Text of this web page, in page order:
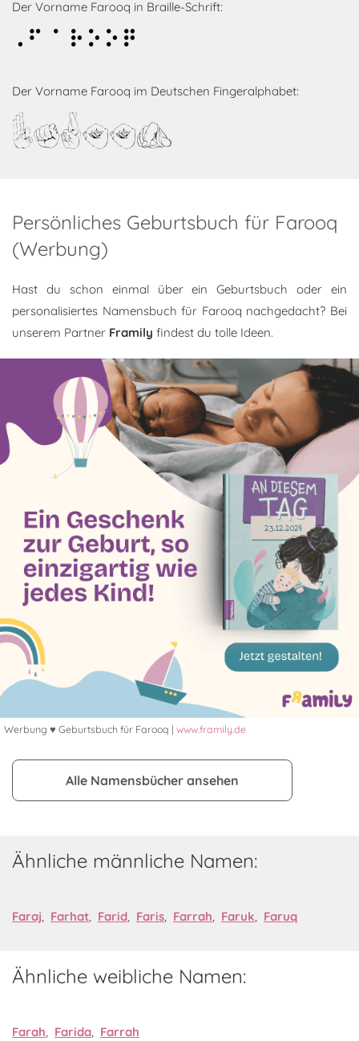
Der Vorname Farooq in Braille-Schrift:
Farooq
Der Vorname Farooq im Deutschen Fingeralphabet:
Farooq
Persönliches Geburtsbuch für Farooq
(Werbung)
Hast du schon einmal über ein Geburtsbuch oder ein
personalisiertes Namensbuch für Farooq nachgedacht? Bei
unserem Partner Framily findest du tolle Ideen.
Werbung ♥ Geburtsbuch für Farooq | www.framily.de
Alle Namensbücher ansehen
Ähnliche männliche Namen:
Faraj, Farhat, Farid, Faris, Farrah, Faruk, Faruq
Ähnliche weibliche Namen:
Farah, Farida, Farrah